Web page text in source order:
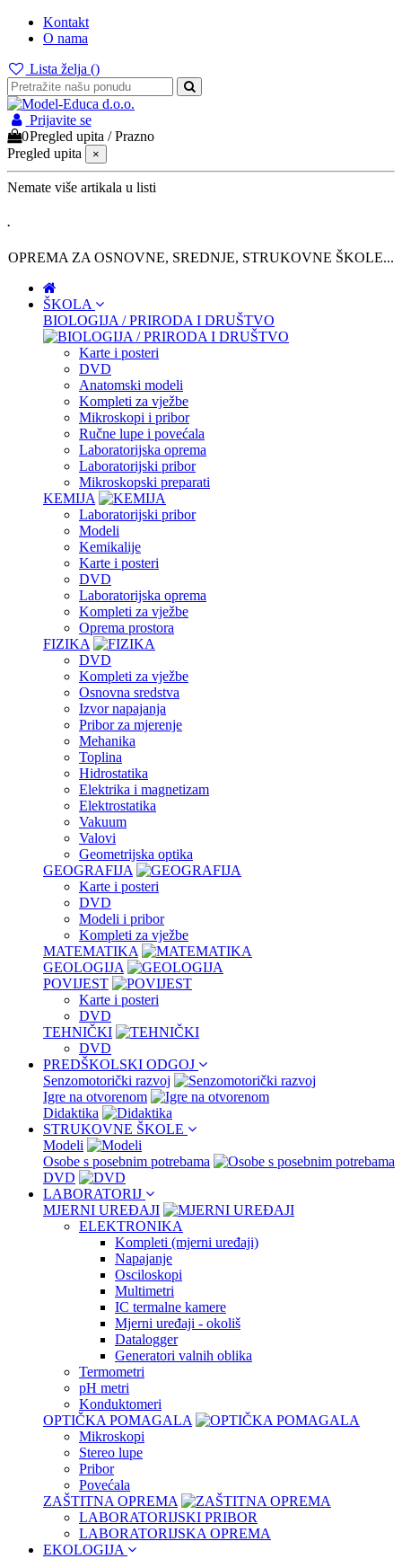
Kontakt
O nama
Lista želja ()
Prijavite se
0Pregled upita /Prazno
Pregled upita
×
Nemate više artikala u listi
.
OPREMA ZA OSNOVNE, SREDNJE, STRUKOVNE ŠKOLE...
ŠKOLA
BIOLOGIJA / PRIRODA I DRUŠTVO
Karte i posteri
DVD
Anatomski modeli
Kompleti za vježbe
Mikroskopi i pribor
Ručne lupe i povećala
Laboratorijska oprema
Laboratorijski pribor
Mikroskopski preparati
KEMIJA
Laboratorijski pribor
Modeli
Kemikalije
Karte i posteri
DVD
Laboratorijska oprema
Kompleti za vježbe
Oprema prostora
FIZIKA
DVD
Kompleti za vježbe
Osnovna sredstva
Izvor napajanja
Pribor za mjerenje
Mehanika
Toplina
Hidrostatika
Elektrika i magnetizam
Elektrostatika
Vakuum
Valovi
Geometrijska optika
GEOGRAFIJA
Karte i posteri
DVD
Modeli i pribor
Kompleti za vježbe
MATEMATIKA
GEOLOGIJA
POVIJEST
Karte i posteri
DVD
TEHNIČKI
DVD
PREDŠKOLSKI ODGOJ
Senzomotorički razvoj
Igre na otvorenom
Didaktika
STRUKOVNE ŠKOLE
Modeli
Osobe s posebnim potrebama
DVD
LABORATORIJ
MJERNI UREĐAJI
ELEKTRONIKA
Kompleti (mjerni uređaji)
Napajanje
Osciloskopi
Multimetri
IC termalne kamere
Mjerni uređaji - okoliš
Datalogger
Generatori valnih oblika
Termometri
pH metri
Konduktomeri
OPTIČKA POMAGALA
Mikroskopi
Stereo lupe
Pribor
Povećala
ZAŠTITNA OPREMA
LABORATORIJSKI PRIBOR
LABORATORIJSKA OPREMA
EKOLOGIJA